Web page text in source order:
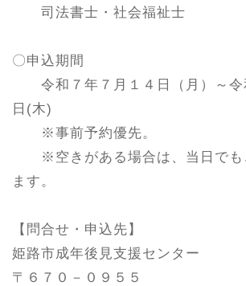
司法書士・社会福祉士
〇申込期間
令和７年７月１４日（月）～令
日(木)
※事前予約優先。
※空きがある場合は、当日でも
ます。
【問合せ・申込先】
姫路市成年後見支援センター
〒６７０－０９５５